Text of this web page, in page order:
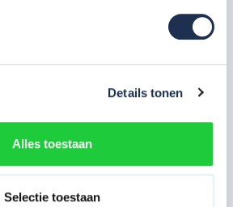
Details tonen
Alles toestaan
Selectie toestaan
Platform Fiber-Deck 305 met
Artikelcode: 305420
Artikelcode: 360267